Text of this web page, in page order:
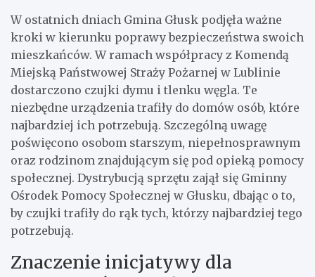
W ostatnich dniach Gmina Głusk podjęła ważne
kroki w kierunku poprawy bezpieczeństwa swoich
mieszkańców. W ramach współpracy z Komendą
Miejską Państwowej Straży Pożarnej w Lublinie
dostarczono czujki dymu i tlenku węgla. Te
niezbędne urządzenia trafiły do domów osób, które
najbardziej ich potrzebują. Szczególną uwagę
poświęcono osobom starszym, niepełnosprawnym
oraz rodzinom znajdującym się pod opieką pomocy
społecznej. Dystrybucją sprzętu zajął się Gminny
Ośrodek Pomocy Społecznej w Głusku, dbając o to,
by czujki trafiły do rąk tych, którzy najbardziej tego
potrzebują.
Znaczenie inicjatywy dla